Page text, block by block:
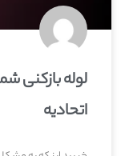
لوله بازکنی
اتحادیه